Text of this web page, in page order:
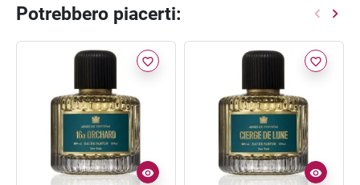
Potrebbero piacerti:
favorite_border favorite_border